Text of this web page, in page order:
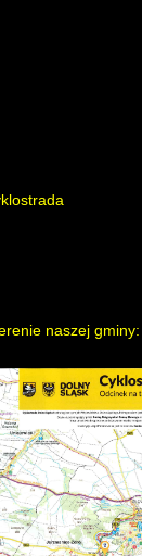
naszej gminy: